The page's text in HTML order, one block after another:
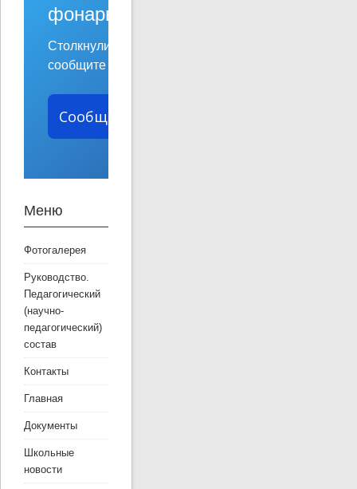
фонарь?
Столкнулись с проблемой —
сообщите о ней!
Сообщить о проблеме
Меню
Фотогалерея
Руководство.
Педагогический
(научно-
педагогический)
состав
Контакты
Главная
Документы
Школьные
новости